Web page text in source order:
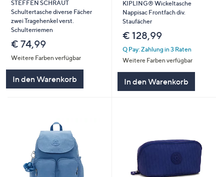
STEFFEN SCHRAUT
Schultertasche diverse Fächer
zwei Tragehenkel verst.
Schulterriemen
€ 74,99
Weitere Farben verfügbar
In den Warenkorb
KIPLING® Wickeltasche
Nappisac Frontfach div.
Staufächer
€ 128,99
Q Pay: Zahlung in 3 Raten
Weitere Farben verfügbar
In den Warenkorb